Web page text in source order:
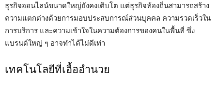
ธุรกิจออนไลน์ขนาดใหญ่ยังคงเติบโต แต่ธุรกิจท้องถิ่นสามารถสร้าง
ความแตกต่างด้วยการมอบประสบการณ์ส่วนบุคคล ความรวดเร็วใน
การบริการ และความเข้าใจในความต้องการของคนในพื้นที่ ซึ่ง
แบรนด์ใหญ่ ๆ อาจทำได้ไม่ดีเท่า
เทคโนโลยีที่เอื้ออำนวย